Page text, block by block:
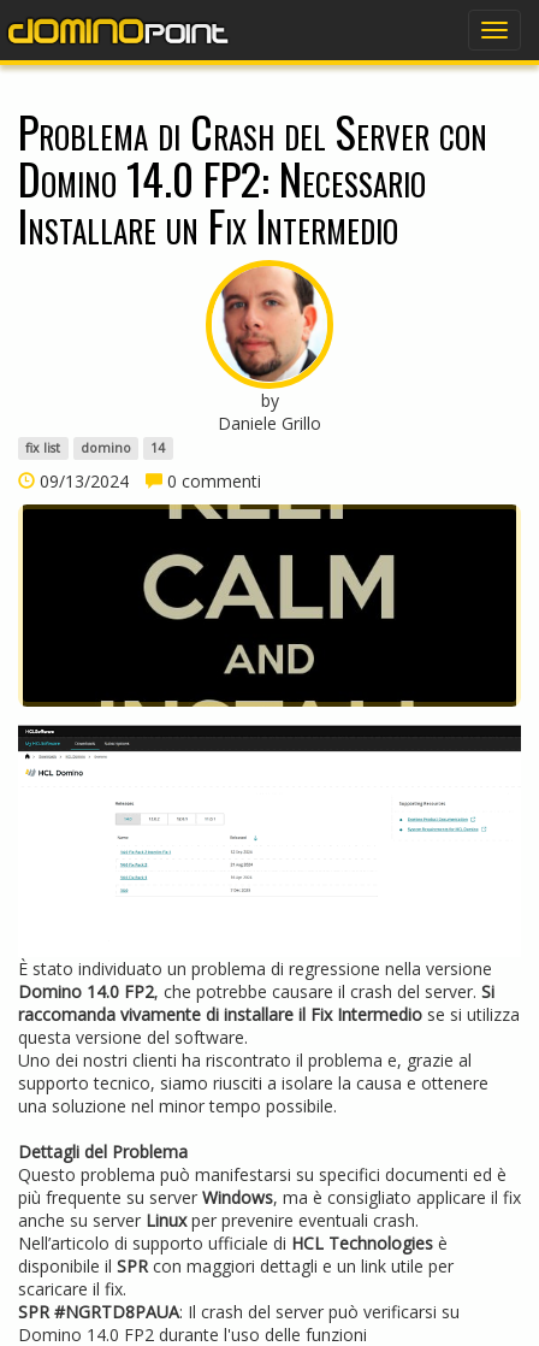
Problema di Crash del Server con
Domino 14.0 FP2: Necessario
Installare un Fix Intermedio
by
Daniele Grillo
fix list domino 14
09/13/2024 0 commenti
È stato individuato un problema di regressione nella versione
Domino 14.0 FP2, che potrebbe causare il crash del server. Si
raccomanda vivamente di installare il Fix Intermedio se si utilizza
questa versione del software.
Uno dei nostri clienti ha riscontrato il problema e, grazie al
supporto tecnico, siamo riusciti a isolare la causa e ottenere
una soluzione nel minor tempo possibile.
Dettagli del Problema
Questo problema può manifestarsi su specifici documenti ed è
più frequente su server Windows, ma è consigliato applicare il fix
anche su server Linuxper prevenire eventuali crash.
Nell’articolo di supporto ufficiale di HCL Technologies è
disponibile il SPRcon maggiori dettagli e un link utile per
scaricare il fix.
SPR #NGRTD8PAUA: Il crash del server può verificarsi su
Domino 14.0 FP2 durante l'uso delle funzioni